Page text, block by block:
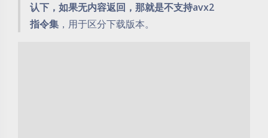
认下，如果无内容返回，那就是不支持avx2
指令集 ，用于区分下载版本。